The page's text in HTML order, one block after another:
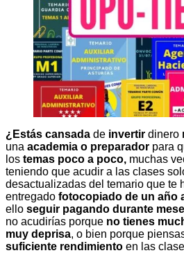
¿Estás cansada de invertir dinero
una academia o preparador para
los temas poco a poco, muchas
teniendo que acudir a las clases
desactualizadas del temario que te
entregado fotocopiado de un año
ello seguir pagando durante
no acudirías porque no tienes
muy deprisa, o bien porque
suficiente rendimiento en las